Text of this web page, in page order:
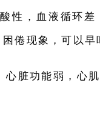
性，血液循环
倦现象，可以早
心脏功能弱，心